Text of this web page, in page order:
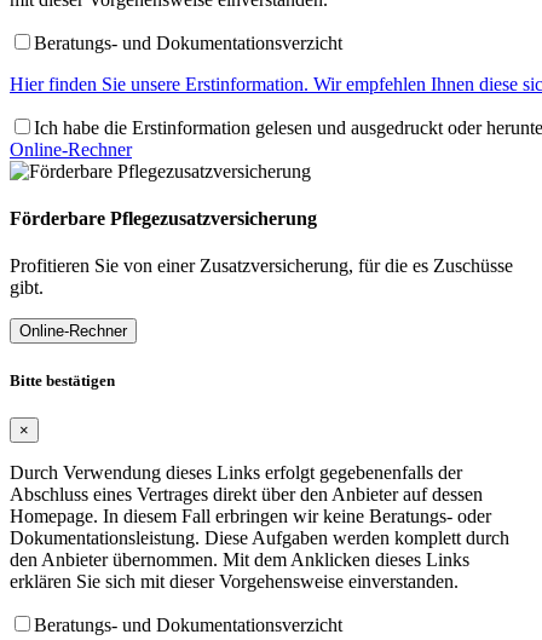
Beratungs- und Dokumentationsverzicht
Hier finden Sie unsere Erstinformation. Wir empfehlen Ihnen diese
Ich habe die Erstinformation gelesen und ausgedruckt oder
Online-Rechner
Förderbare Pflegezusatzversicherung
Profitieren Sie von einer Zusatzversicherung, für die es Zuschüsse
gibt.
Online-Rechner
Bitte bestätigen
×
Durch Verwendung dieses Links erfolgt gegebenenfalls der
Abschluss eines Vertrages direkt über den Anbieter auf dessen
Homepage. In diesem Fall erbringen wir keine Beratungs- oder
Dokumentationsleistung. Diese Aufgaben werden komplett durch
den Anbieter übernommen. Mit dem Anklicken dieses Links
erklären Sie sich mit dieser Vorgehensweise einverstanden.
Beratungs- und Dokumentationsverzicht